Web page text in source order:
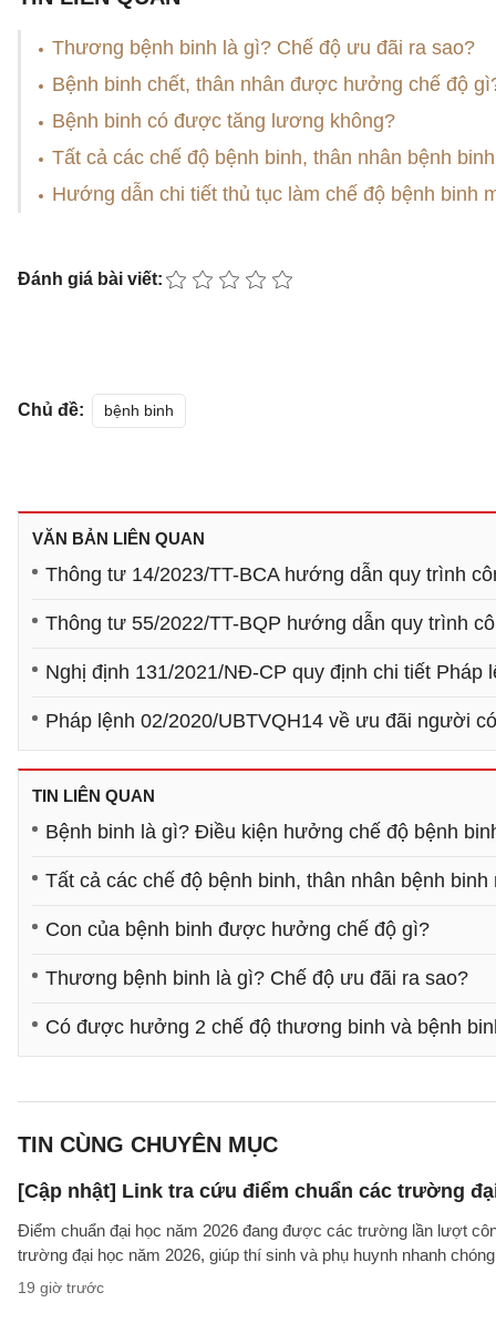
Thương bệnh binh là gì? Chế độ ưu đãi ra sao?
Bệnh binh chết, thân nhân được hưởng chế độ
Bệnh binh có được tăng lương không?
Tất cả các chế độ bệnh binh, thân nhân bệnh
Hướng dẫn chi tiết thủ tục làm chế độ bệnh binh
Đánh giá bài viết:
Chủ đề: bệnh binh
VĂN BẢN LIÊN QUAN
Thông tư 14/2023/TT-BCA hướng dẫn quy trình
Thông tư 55/2022/TT-BQP hướng dẫn quy trình
Nghị định 131/2021/NĐ-CP quy định chi tiết
Pháp lệnh 02/2020/UBTVQH14 về ưu đãi người
TIN LIÊN QUAN
Bệnh binh là gì? Điều kiện hưởng chế độ bệnh
Tất cả các chế độ bệnh binh, thân nhân bệnh binh
Con của bệnh binh được hưởng chế độ gì?
Thương bệnh binh là gì? Chế độ ưu đãi ra sao?
Có được hưởng 2 chế độ thương binh và bệnh
TIN CÙNG CHUYÊN MỤC
[Cập nhật] Link tra cứu điểm chuẩn các trường
Điểm chuẩn đại học năm 2026 đang được các trường lần lượt
trường đại học năm 2026, giúp thí sinh và phụ huynh nhanh
19 giờ trước